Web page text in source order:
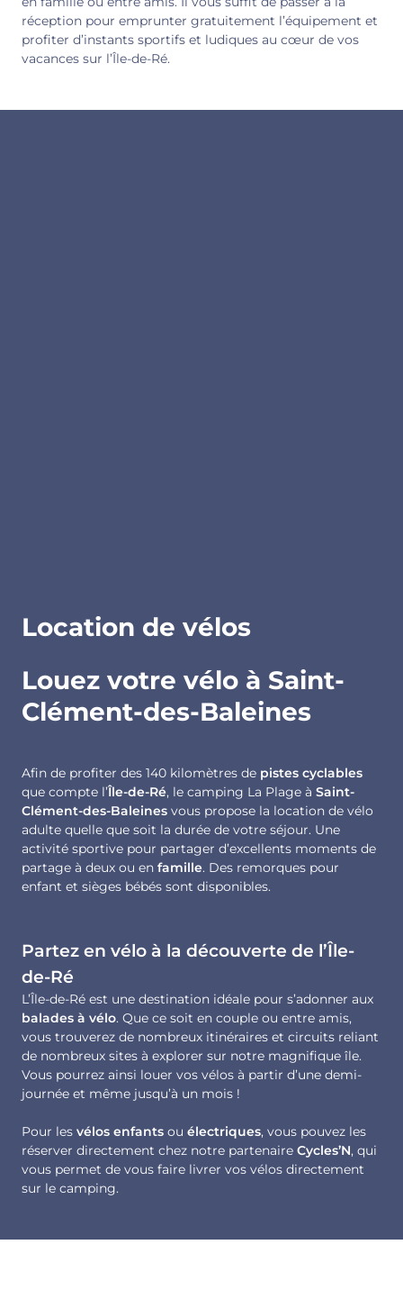
réception pour emprunter gratuitement l’équipement et
profiter d’instants sportifs et ludiques au cœur de vos
vacances sur l’Île-de-Ré.
Location de vélos
Louez votre vélo à Saint-
Clément-des-Baleines
Afin de profiter des 140 kilomètres de pistes cyclables
que compte l’Île-de-Ré, le camping La Plage à Saint-
Clément-des-Baleines vous propose la location de vélo
adulte quelle que soit la durée de votre séjour. Une
activité sportive pour partager d’excellents moments de
partage à deux ou en famille. Des remorques pour
enfant et sièges bébés sont disponibles.
Partez en vélo à la découverte de l’Île-
de-Ré
L’Île-de-Ré est une destination idéale pour s’adonner aux
balades à vélo. Que ce soit en couple ou entre amis,
vous trouverez de nombreux itinéraires et circuits reliant
de nombreux sites à explorer sur notre magnifique île.
Vous pourrez ainsi louer vos vélos à partir d’une demi-
journée et même jusqu’à un mois !
Pour les vélos enfants ou électriques, vous pouvez les
réserver directement chez notre partenaire Cycles’N, qui
vous permet de vous faire livrer vos vélos directement
sur le camping.